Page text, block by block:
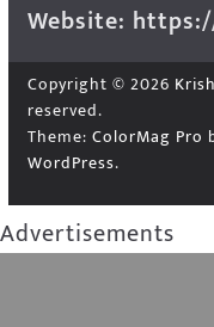
Website:
Copyright © 2026
reserved.
Theme: ColorMag Pro
WordPress.
Advertisements